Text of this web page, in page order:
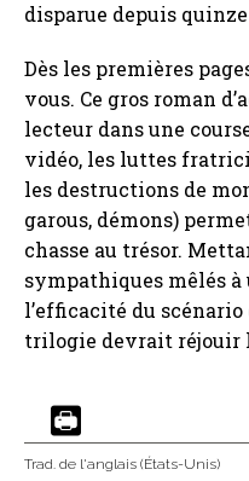
disparue depuis
Dès les premières
vous. Ce gros roman
lecteur dans une
vidéo, les luttes
les destructions de
garous, démons)
chasse au trésor.
sympathiques mêlés
l’efficacité du scénario
trilogie devrait réjouir
Trad. de l'anglais (États-Unis)